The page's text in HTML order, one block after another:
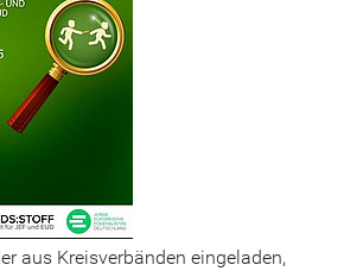
aus Kreisverbänden eingeladen,